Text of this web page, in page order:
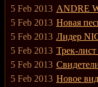
5 Feb 2013 ANDRE
5 Feb 2013 Новая
5 Feb 2013 Лидер
5 Feb 2013 Трек-
5 Feb 2013
5 Feb 2013 Новое